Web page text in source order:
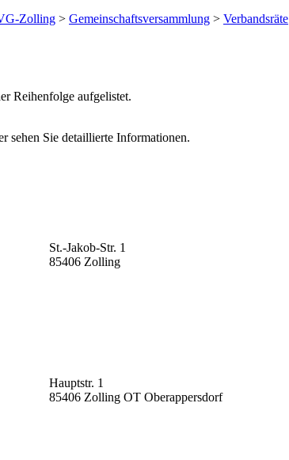
Zolling > Gemeinschaftsversammlung > Verbandsräte
Reihenfolge aufgelistet.
sehen Sie detaillierte Informationen.
St.-Jakob-Str. 1
85406 Zolling
Hauptstr. 1
85406 Zolling OT Oberappersdorf